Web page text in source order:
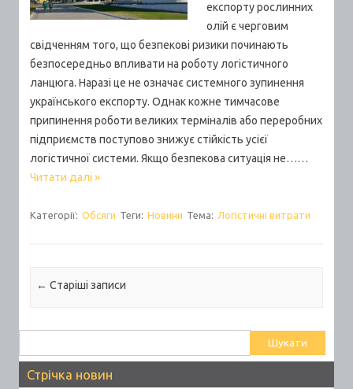
експорту рослинних
олій є черговим
свідченням того, що безпекові ризики починають
безпосередньо впливати на роботу логістичного
ланцюга. Наразі це не означає системного зупинення
українського експорту. Однак кожне тимчасове
припинення роботи великих терміналів або переробних
підприємств поступово знижує стійкість усієї
логістичної системи. Якщо безпекова ситуація не……
Читати далі »
Категорії: Обсяги Теги: Новини Тема: Логістичні витрати
Post navigation
← Старiшi записи
Стрічка новин